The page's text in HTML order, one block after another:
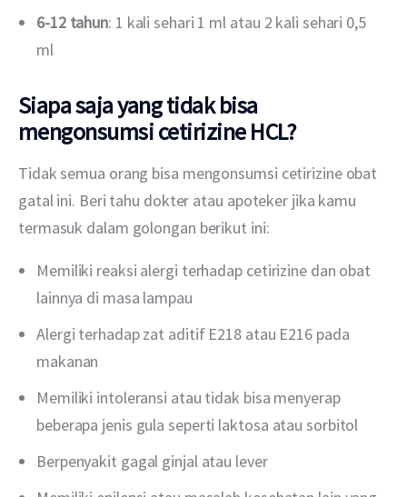
6-12 tahun: 1 kali sehari 1 ml atau 2 kali sehari 0,5
ml
Siapa saja yang tidak bisa
mengonsumsi cetirizine HCL?
Tidak semua orang bisa mengonsumsi cetirizine obat
gatal ini. Beri tahu dokter atau apoteker jika kamu
termasuk dalam golongan berikut ini:
Memiliki reaksi alergi terhadap cetirizine dan obat
lainnya di masa lampau
Alergi terhadap zat aditif E218 atau E216 pada
makanan
Memiliki intoleransi atau tidak bisa menyerap
beberapa jenis gula seperti laktosa atau sorbitol
Berpenyakit gagal ginjal atau lever